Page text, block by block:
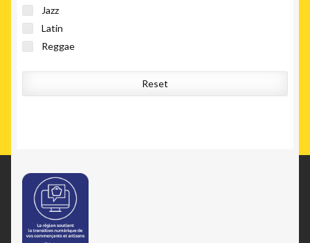
Jazz
Latin
Reggae
Reset